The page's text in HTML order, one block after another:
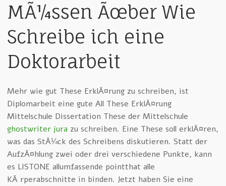
MÃ¼ssen Ãœber Wie
Schreibe ich eine
Doktorarbeit
Mehr wie gut These ErklÃ¤rung zu schreiben, ist
Diplomarbeit eine gute All These ErklÃ¤rung
Mittelschule Dissertation These der Mittelschule
ghostwriter jura zu schreiben. Eine These soll erklÃ¤ren,
was das StÃ¼ck des Schreibens diskutieren. Statt der
AufzÃ¤hlung zwei oder drei verschiedene Punkte, kann
es LISTONE allumfassende pointthat alle
KÃ¶rperabschnitte in binden. Jetzt haben Sie eine